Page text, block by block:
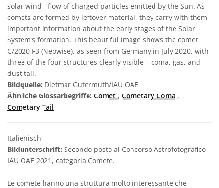
solar wind - flow of charged particles emitted by the Sun. As
comets are formed by leftover material, they carry with them
important information about the early stages of the Solar
System’s formation. This beautiful image shows the comet
C/2020 F3 (Neowise), as seen from Germany in July 2020, with
three of the four structures clearly visible – coma, gas, and
dust tail.
Bildquelle: Dietmar Gutermuth/IAU OAE
Ähnliche Glossarbegriffe: Comet , Cometary Coma ,
Cometary Tail
Italienisch
Bildunterschrift: Secondo posto al Concorso Astrofotografico
IAU OAE 2021, categoria Comete.
Le comete hanno una struttura molto interessante che